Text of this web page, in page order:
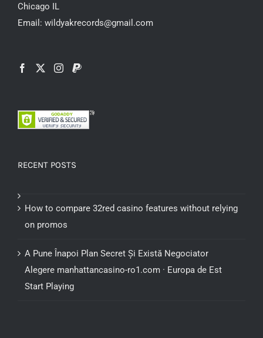
Chicago IL
Email: wildyakrecords@gmail.com
RECENT POSTS
How to compare 32red casino features without relying
on promos
A Pune Înapoi Plan Secret Și Există Negociator
Alegere manhattancasino-ro1.com · Europa de Est
Start Playing